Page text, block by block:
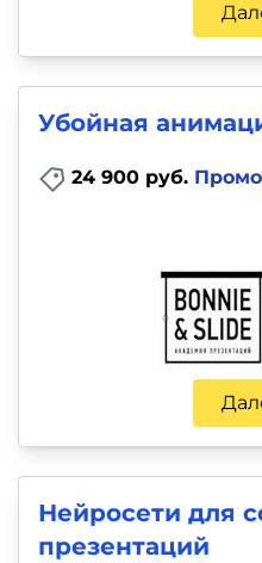
Убойная
24 900 руб.
Нейросети для
презентаций